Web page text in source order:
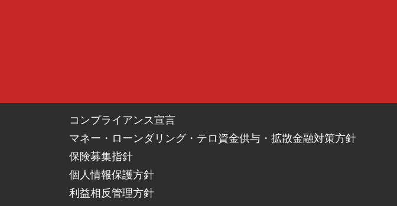
申込人等（物上保証人予定者、物上保証人は除く。以下本条において同じ）
等を含む）が登録されている場合には、信用金庫がそれを与信取引上の判断
り、返済能力に関する情報については返済能力の調査の目的に限る。転居先
申込人等は、別表１の個人情報（その履歴を含む）が信用金庫が加盟する個
申込人等は、上記２．の個人情報が、その正確性・最新性維持、苦情処理、
保護と適正な利用の確保のために必要な範囲内において、個人信用情報機関
上記１．から３．に規定する個人信用情報機関は別表２のとおりです。各機
なお、個人信用情報機関に登録されている情報の開示は、各機関で行います（
第６条（契約の不成立）
た事実に関する個人情報が信用金庫および個人信用情報機関に一定期間登録され、利
コンプライアンス宣言
マネー・ローンダリング・テロ資金供与・拡散金融対策方針
保険募集指針
個人情報保護方針
利益相反管理方針